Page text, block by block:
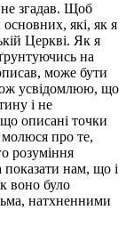
згадав. Щоб
які, як я
Церкві. Як я
на
може бути
усвідомлюю, що
і не
описані точки
про те,
розуміння
нам, що і
воно було
натхненними